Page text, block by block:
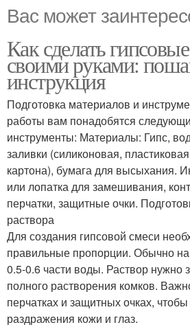
Вас может
Как сделать
своими руками:
инструкция
Подготовка материалов и
работы вам понадобятся
инструменты: Материалы: Гипс,
заливки (силиконовая,
картона), бумага для высыхания.
или лопатка для замешивания,
перчатки, защитные очки.
раствора
Для создания гипсовой смеси
правильные пропорции. Обычно на
0.5-0.6 части воды. Раствор нужно
полного растворения комков.
перчатках и защитных очках,
раздражения кожи и глаз.